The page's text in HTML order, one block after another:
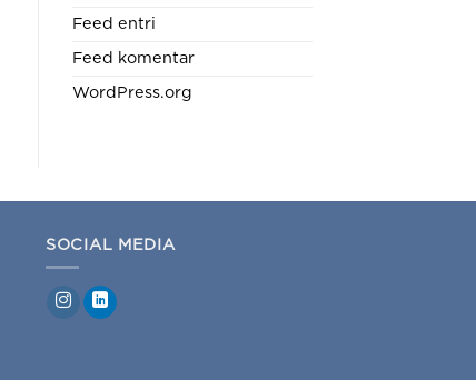
Feed entri
Feed komentar
WordPress.org
SOCIAL MEDIA